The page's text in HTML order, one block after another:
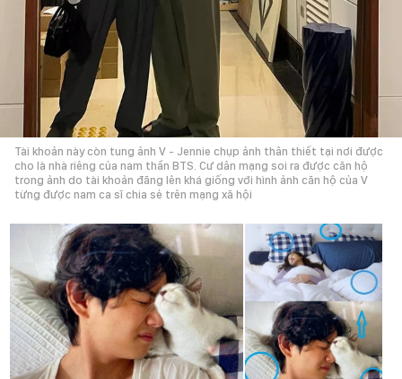
Tài khoản này còn tung ảnh V - Jennie chụp ảnh thân thiết tại nơi được
cho là nhà riêng của nam thần BTS. Cư dân mạng soi ra được căn hộ
trong ảnh do tài khoản đăng lên khá giống với hình ảnh căn hộ của V
từng được nam ca sĩ chia sẻ trên mạng xã hội